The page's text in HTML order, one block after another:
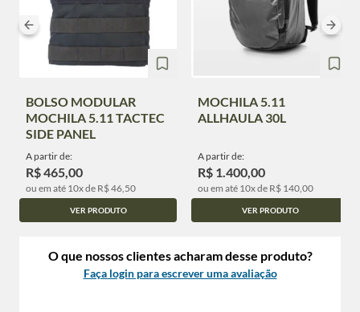
BOLSO MODULAR
MOCHILA 5.11 TACTEC
SIDE PANEL
A partir de:
R$ 465,00
ou em até 10x de R$ 46,50
VER PRODUTO
MOCHILA 5.11
ALLHAULA 30L
A partir de:
R$ 1.400,00
ou em até 10x de R$ 140,00
VER PRODUTO
O que nossos clientes acharam desse produto?
Faça login para escrever uma avaliação